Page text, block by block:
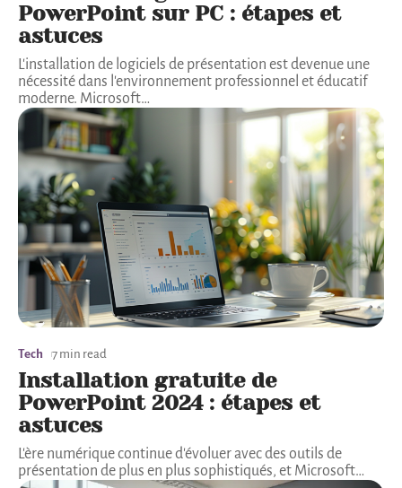
PowerPoint sur PC : étapes et
astuces
L'installation de logiciels de présentation est devenue une
nécessité dans l'environnement professionnel et éducatif
moderne. Microsoft…
Tech 7 min read
Installation gratuite de
PowerPoint 2024 : étapes et
astuces
L'ère numérique continue d'évoluer avec des outils de
présentation de plus en plus sophistiqués, et Microsoft…